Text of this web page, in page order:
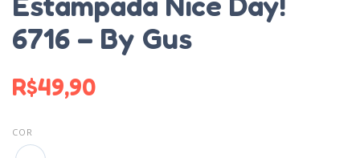
6716 – By Gus
R$49,90
COR